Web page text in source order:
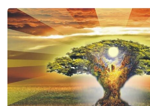
Ссылка на это место страницы:#silaroda